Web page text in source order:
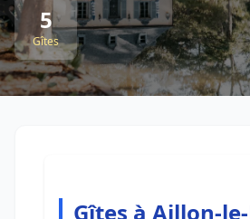
5
Gîtes
Gîtes à Aillon-